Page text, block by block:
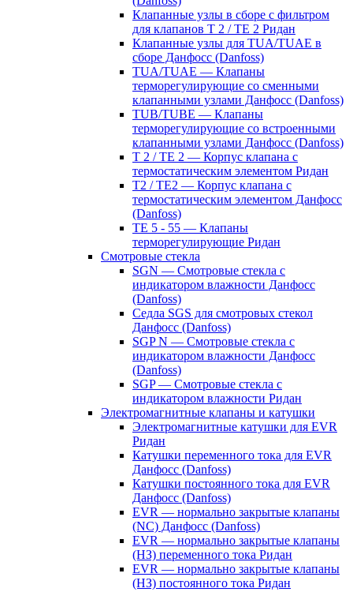
Клапанные узлы в сборе с фильтром
для клапанов T 2 / TE 2 Ридан
Клапанные узлы для TUA/TUAE в
сборе Данфосс (Danfoss)
TUA/TUAE — Клапаны
терморегулирующие со сменными
клапанными узлами Данфосс (Danfoss)
TUB/TUBE — Клапаны
терморегулирующие со встроенными
клапанными узлами Данфосс (Danfoss)
T 2 / TE 2 — Корпус клапана с
термостатическим элементом Ридан
T2 / TE2 — Корпус клапана с
термостатическим элементом Данфосс
(Danfoss)
TE 5 - 55 — Клапаны
терморегулирующие Ридан
Смотровые стекла
SGN — Смотровые стекла с
индикатором влажности Данфосс
(Danfoss)
Седла SGS для смотровых стекол
Данфосс (Danfoss)
SGP N — Смотровые стекла с
индикатором влажности Данфосс
(Danfoss)
SGP — Смотровые стекла с
индикатором влажности Ридан
Электромагнитные клапаны и катушки
Электромагнитные катушки для EVR
Ридан
Катушки переменного тока для EVR
Данфосс (Danfoss)
Катушки постоянного тока для EVR
Данфосс (Danfoss)
EVR — нормально закрытые клапаны
(NC) Данфосс (Danfoss)
EVR — нормально закрытые клапаны
(НЗ) переменного тока Ридан
EVR — нормально закрытые клапаны
(НЗ) постоянного тока Ридан